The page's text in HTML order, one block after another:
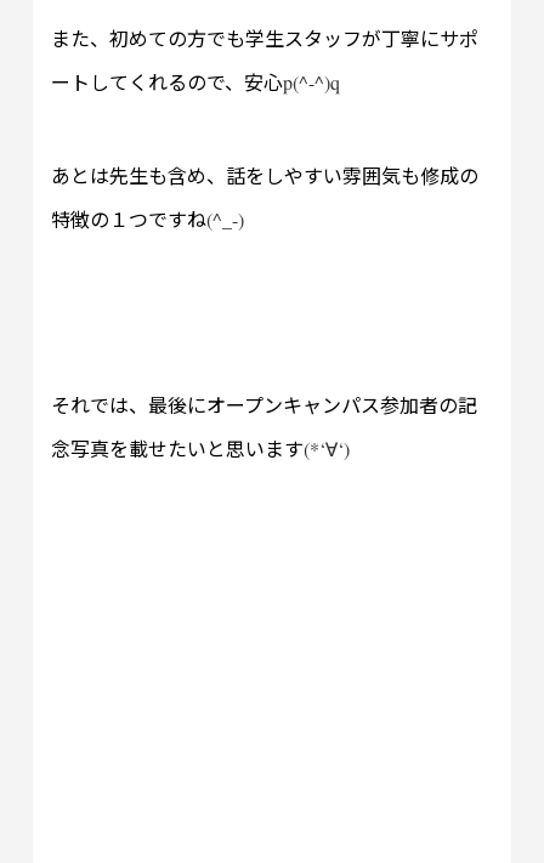
また、初めての方でも学生スタッフが丁寧にサポ
ートしてくれるので、安心p(^-^)q
あとは先生も含め、話をしやすい雰囲気も修成の
特徴の１つですね(^_-)
それでは、最後にオープンキャンパス参加者の記
念写真を載せたいと思います(*‘∀‘)